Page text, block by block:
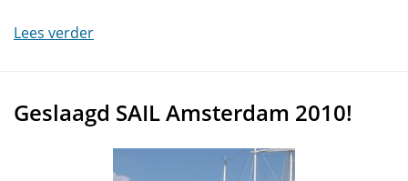
Lees verder
Geslaagd SAIL Amsterdam 2010!